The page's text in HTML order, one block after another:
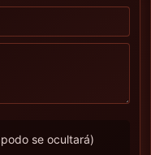
se ocultará)